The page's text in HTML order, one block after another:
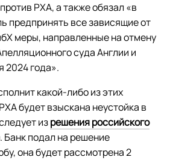
РХА, а также обязал «в
предпринять все зависящие от
меры, направленные на отмену
суда Англии и
2024 года».
какой-либо из этих
будет взыскана неустойка в
изрешения российского
. Банк подал на решение
она будет рассмотрена 2